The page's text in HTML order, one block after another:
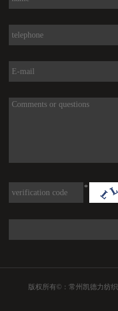
*
版权所有©：常州凯德力纺